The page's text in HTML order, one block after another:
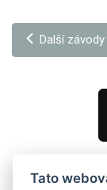
Další závody
Tato